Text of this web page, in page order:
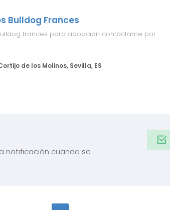
Bulldog Frances
frances para adopcion contáctame por
de los Molinos, Sevilla, ES
notificación cuando se